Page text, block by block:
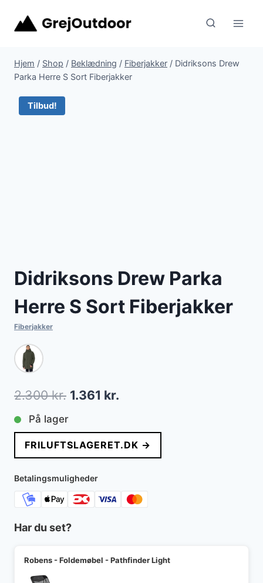
Hjem / Shop / Beklædning / Fiberjakker / Didriksons Drew
Parka Herre S Sort Fiberjakker
Tilbud!
Didriksons Drew Parka
Herre S Sort Fiberjakker
Fiberjakker
2.300kr. Den
pris
var:
2.300 kr..
1.361 kr.
pris
er:
På lager
FRILUFTSLAGERET.DK →
Betalingsmuligheder
Har du set?
Robens - Foldemøbel - Pathfinder Light